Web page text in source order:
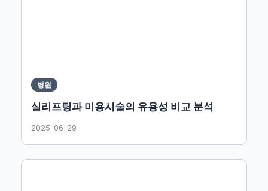
병원
실리프팅과 미용시술의 유용성 비교 분석
2025-06-29